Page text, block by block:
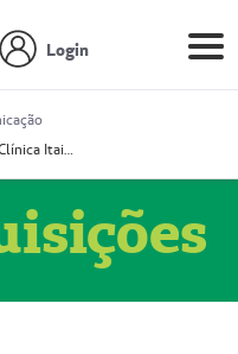
Login
Prestador Clínica Itaipú Ltda (51004348-2)